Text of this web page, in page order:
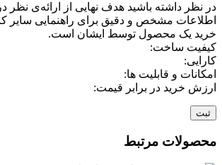
در نظر داشته باشید هدف نهایی از ارائه‌ی نظر
اطلاعات مشخص و دقیق برای راهنمایی سایر
خرید یک محصول توسط ایشان است.
کیفیت ساخت:
کارایی:
امکانات و قابلیت ها:
ارزش خرید در برابر قیمت:
محصولات مرتبط